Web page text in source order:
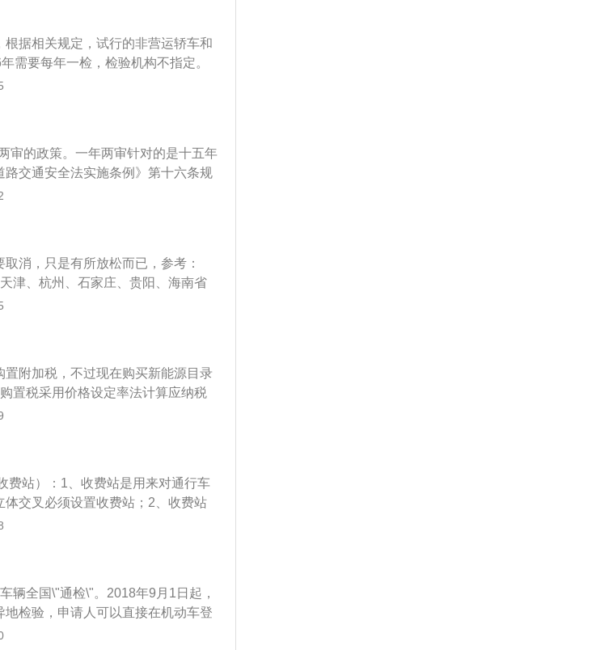
类业务一证即办”“一窗通办”、“自
的改革措施。2、“放管服”改革新措
、普通业务一窗通办、个性服务自
通、安全教育网上学习、交通事故
代办、延伸农村交管服务、推进交
机制、加强智慧监管建设、加强事
据相关规定，试行的非营运轿车和
需要每年一检，检验机构不指定。
验一次。汽车年检存在必有其存在
到了报废时间，有的车已经到了报
道路上安全隐患很大，如果没有年
而且极易成为马路杀手。同时，虽
人很少，年检时，相关工作人员会
样可以更加科学合理的用车。
审的政策。一年两审针对的是十五年
交通安全法实施条例》第十六条规
期限进行安全技术检验：1、营运
次；超过10年的，每6个月检验1
2年检验1次；超过6年的，每年检
摩托车4年以内每2年检验1次；超过
车每年检验1次。营运机动车在规定
进行安全技术检验。验车日期为机
验车。
消，只是有所放松而已，参考：
津、杭州、石家庄、贵阳、海南省
、广州发布消息，将在今明两年分
征求意见稿，在这份意见稿里，要求
2020年车牌指标增加100%，并取
策松动，似乎也在印证全面放开限
1月，发改委、交通运输部等10部委
，以促进汽车消费。在笔者看来，
看出来，从去年开始，汽车行业开始
下内需，拉动一下经济。在年初的
的第二招。
附加税，不过现在购买新能源目录
置税采用价格设定率法计算应纳税
2、消费者如果购买的是国产私家
值税，所以在征收车辆购置税金额
费站）：1、收费站是用来对通行车
交叉必须设置收费站；2、收费站
上，也称为路障式，多用于主线收
交道路上的车辆进、出主线的收
辆全国\"通检\"。2018年9月1日起，
检验，申请人可以直接在机动车登
无需办理委托检验手续。大家再也